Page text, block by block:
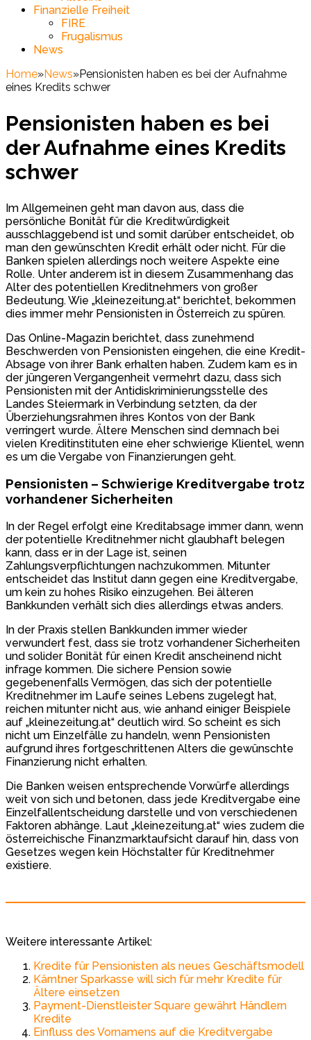
Finanzielle Freiheit
FIRE
Frugalismus
News
Home»News»Pensionisten haben es bei der Aufnahme
eines Kredits schwer
Pensionisten haben es bei
der Aufnahme eines Kredits
schwer
Im Allgemeinen geht man davon aus, dass die
persönliche Bonität für die Kreditwürdigkeit
ausschlaggebend ist und somit darüber entscheidet, ob
man den gewünschten Kredit erhält oder nicht. Für die
Banken spielen allerdings noch weitere Aspekte eine
Rolle. Unter anderem ist in diesem Zusammenhang das
Alter des potentiellen Kreditnehmers von großer
Bedeutung. Wie „kleinezeitung.at“ berichtet, bekommen
dies immer mehr Pensionisten in Österreich zu spüren.
Das Online-Magazin berichtet, dass zunehmend
Beschwerden von Pensionisten eingehen, die eine Kredit-
Absage von ihrer Bank erhalten haben. Zudem kam es in
der jüngeren Vergangenheit vermehrt dazu, dass sich
Pensionisten mit der Antidiskriminierungsstelle des
Landes Steiermark in Verbindung setzten, da der
Überziehungsrahmen ihres Kontos von der Bank
verringert wurde. Ältere Menschen sind demnach bei
vielen Kreditinstituten eine eher schwierige Klientel, wenn
es um die Vergabe von Finanzierungen geht.
Pensionisten – Schwierige Kreditvergabe trotz
vorhandener Sicherheiten
In der Regel erfolgt eine Kreditabsage immer dann, wenn
der potentielle Kreditnehmer nicht glaubhaft belegen
kann, dass er in der Lage ist, seinen
Zahlungsverpflichtungen nachzukommen. Mitunter
entscheidet das Institut dann gegen eine Kreditvergabe,
um kein zu hohes Risiko einzugehen. Bei älteren
Bankkunden verhält sich dies allerdings etwas anders.
In der Praxis stellen Bankkunden immer wieder
verwundert fest, dass sie trotz vorhandener Sicherheiten
und solider Bonität für einen Kredit anscheinend nicht
infrage kommen. Die sichere Pension sowie
gegebenenfalls Vermögen, das sich der potentielle
Kreditnehmer im Laufe seines Lebens zugelegt hat,
reichen mitunter nicht aus, wie anhand einiger Beispiele
auf „kleinezeitung.at“ deutlich wird. So scheint es sich
nicht um Einzelfälle zu handeln, wenn Pensionisten
aufgrund ihres fortgeschrittenen Alters die gewünschte
Finanzierung nicht erhalten.
Die Banken weisen entsprechende Vorwürfe allerdings
weit von sich und betonen, dass jede Kreditvergabe eine
Einzelfallentscheidung darstelle und von verschiedenen
Faktoren abhänge. Laut „kleinezeitung.at“ wies zudem die
österreichische Finanzmarktaufsicht darauf hin, dass von
Gesetzes wegen kein Höchstalter für Kreditnehmer
existiere.
Weitere interessante Artikel:
Kredite für Pensionisten als neues Geschäftsmodell
Kärntner Sparkasse will sich für mehr Kredite für
Ältere einsetzen
Payment-Dienstleister Square gewährt Händlern
Kredite
Einfluss des Vornamens auf die Kreditvergabe